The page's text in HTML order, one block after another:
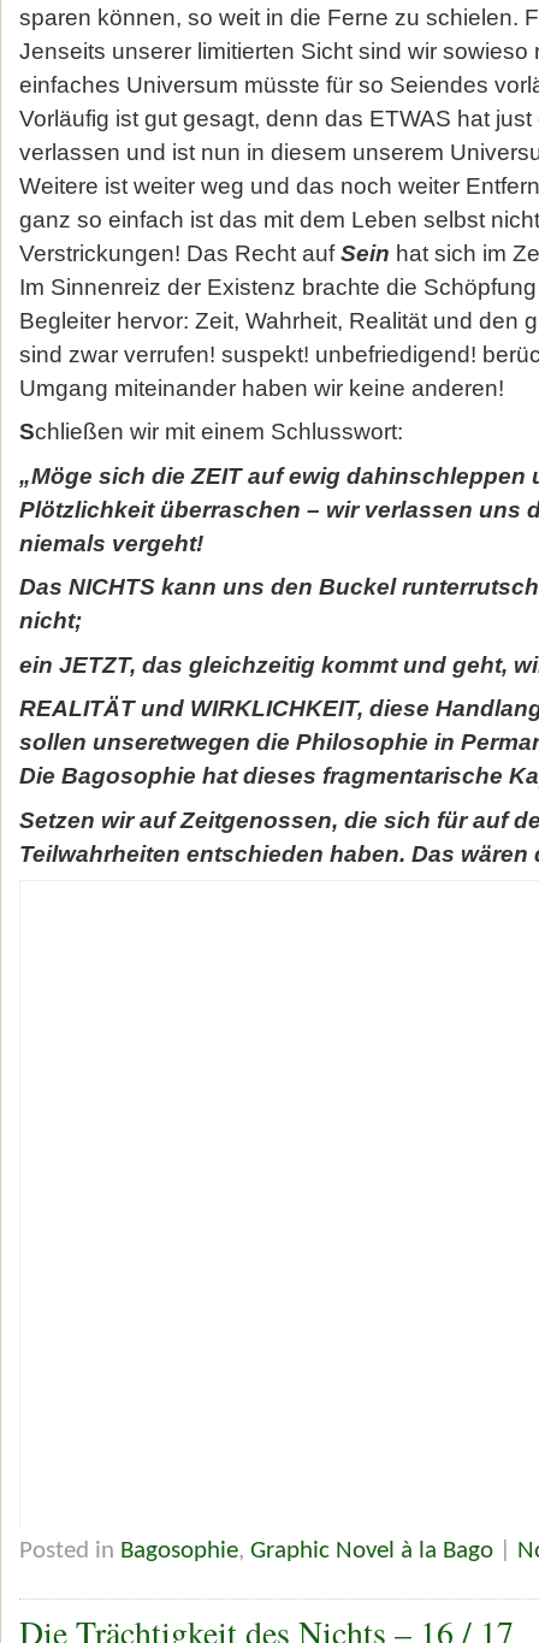
sparen können, so weit in die Ferne zu schielen.
Jenseits unserer limitierten Sicht sind wir sowieso
einfaches Universum müsste für so Seiendes
Vorläufig ist gut gesagt, denn das ETWAS hat
verlassen und ist nun in diesem unserem
Weitere ist weiter weg und das noch weiter
ganz so einfach ist das mit dem Leben selbst
Verstrickungen! Das Recht aufSein hat sich im
Im Sinnenreiz der Existenz brachte die
Begleiter hervor: Zeit, Wahrheit, Realität und den
sind zwar verrufen! suspekt! unbefriedigend!
Umgang miteinander haben wir keine anderen!
Schließen wir mit einem Schlusswort:
„Möge sich die ZEIT auf ewig dahinschleppen
Plötzlichkeit überraschen – wir verlassen uns
niemals vergeht!
Das NICHTS kann uns den Buckel
nicht;
ein JETZT, das gleichzeitig kommt und geht,
REALITÄT und WIRKLICHKEIT, diese
sollen unseretwegen die Philosophie in
Die Bagosophie hat dieses fragmentarische
Setzen wir auf Zeitgenossen, die sich für auf
Teilwahrheiten entschieden haben. Das wären
Posted in Bagosophie, Graphic Novel à la Bago
Die Trächtigkeit des Nichts – 16 / 17